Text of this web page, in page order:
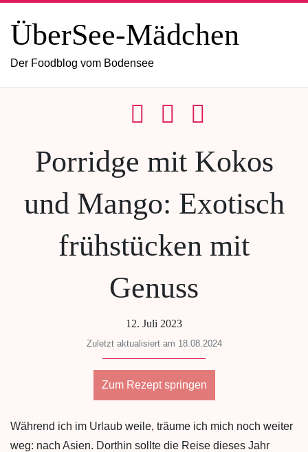
ÜberSee-Mädchen
Der Foodblog vom Bodensee
Porridge mit Kokos
und Mango: Exotisch
frühstücken mit
Genuss
12. Juli 2023
Zuletzt aktualisiert am 18.08.2024
Zum Rezept springen
Während ich im Urlaub weile, träume ich mich noch weiter
weg: nach Asien. Dorthin sollte die Reise dieses Jahr